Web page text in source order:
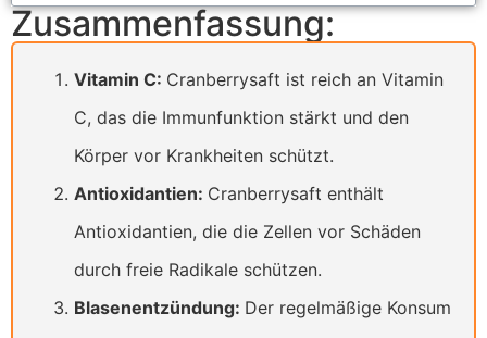
Zusammenfassung:
Vitamin C: Cranberrysaft ist reich an Vitamin
C, das die Immunfunktion stärkt und den
Körper vor Krankheiten schützt.
Antioxidantien: Cranberrysaft enthält
Antioxidantien, die die Zellen vor Schäden
durch freie Radikale schützen.
Blasenentzündung: Der regelmäßige Konsum